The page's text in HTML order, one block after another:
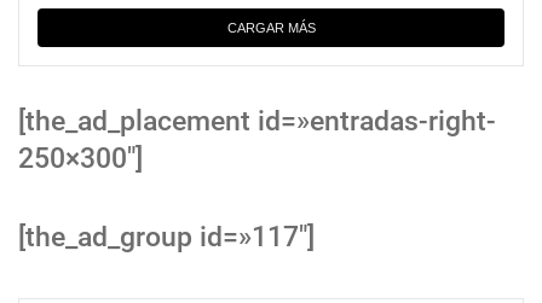
CARGAR MÁS
[the_ad_placement id=»entradas-right-
250×300″]
[the_ad_group id=»117″]